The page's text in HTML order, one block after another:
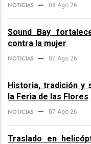
NOTICIAS 08 Ago 26
Sound Bay
contra la mujer
NOTICIAS 07 Ago 26
Historia, tradición y
la Feria de las Flores
NOTICIAS 07 Ago 26
Traslado en